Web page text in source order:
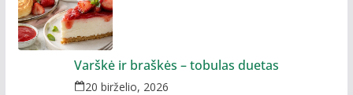
Varškė ir braškės – tobulas duetas
20 birželio, 2026